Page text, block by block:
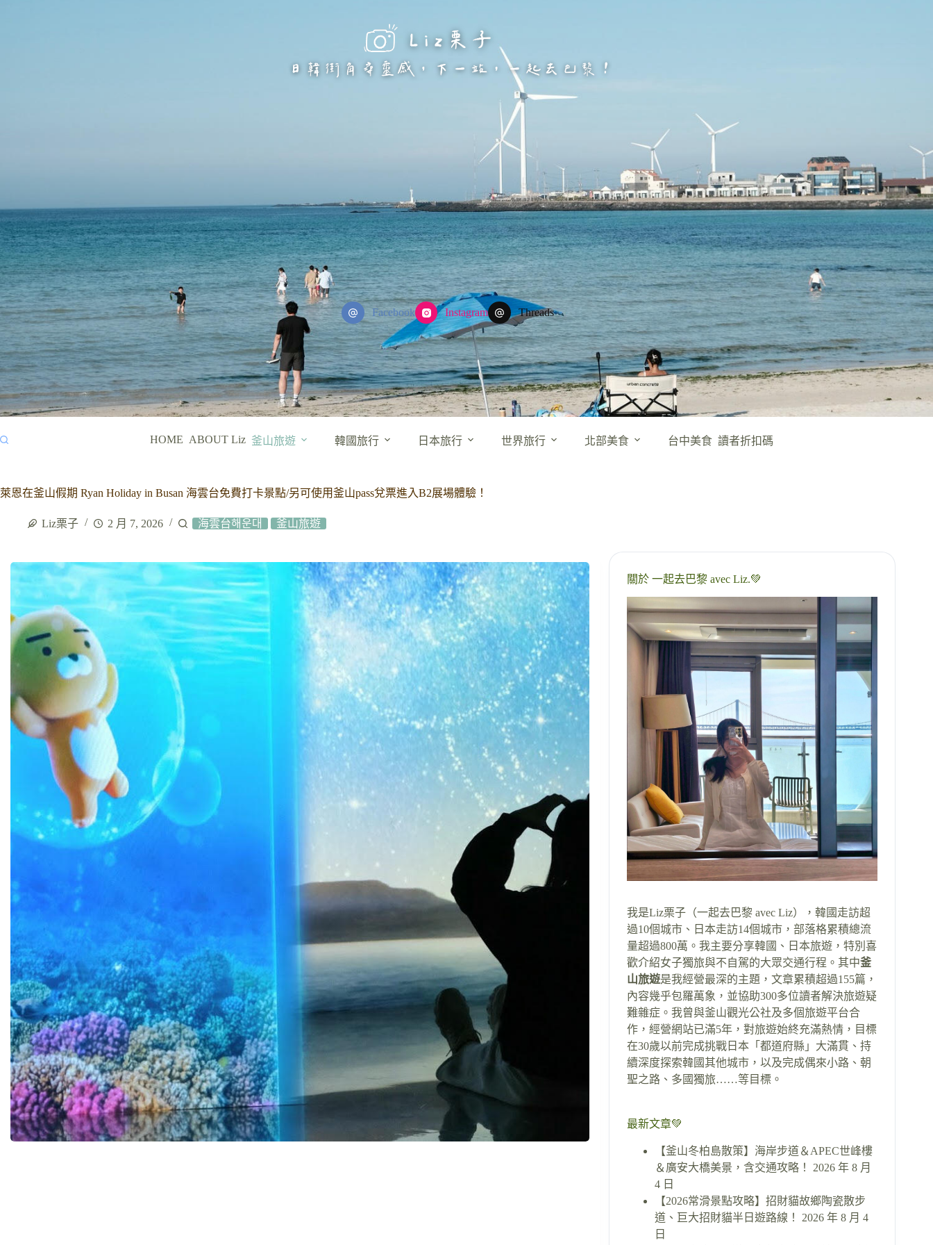
Facebook Instagram Threads
HOME ABOUT Liz 釜山旅遊 韓國旅行 日本旅行 世界旅行 北部美食 台中美食 讀者折扣碼
萊恩在釜山假期 Ryan Holiday in Busan 海雲台免費打卡景點/另可使用釜山pass兌票進入B2展場體驗！
Liz栗子 2 月 7, 2026 海雲台해운대 釜山旅遊
關於 一起去巴黎 avec Liz.💚
我是Liz栗子（一起去巴黎 avec Liz），韓國走訪超
過10個城市、日本走訪14個城市，部落格累積總流
量超過800萬。我主要分享韓國、日本旅遊，特別喜
歡介紹女子獨旅與不自駕的大眾交通行程。其中釜
山旅遊是我經營最深的主題，文章累積超過155篇，
內容幾乎包羅萬象，並協助300多位讀者解決旅遊疑
難雜症。我曾與釜山觀光公社及多個旅遊平台合
作，經營網站已滿5年，對旅遊始終充滿熱情，目標
在30歲以前完成挑戰日本「都道府縣」大滿貫、持
續深度探索韓國其他城市，以及完成偶來小路、朝
聖之路、多國獨旅……等目標。
最新文章💚
【釜山冬柏島散策】海岸步道＆APEC世峰樓
＆廣安大橋美景，含交通攻略！
2026 年 8 月
4 日
【2026常滑景點攻略】招財貓故鄉陶瓷散步
道、巨大招財貓半日遊路線！
2026 年 8 月 4
日